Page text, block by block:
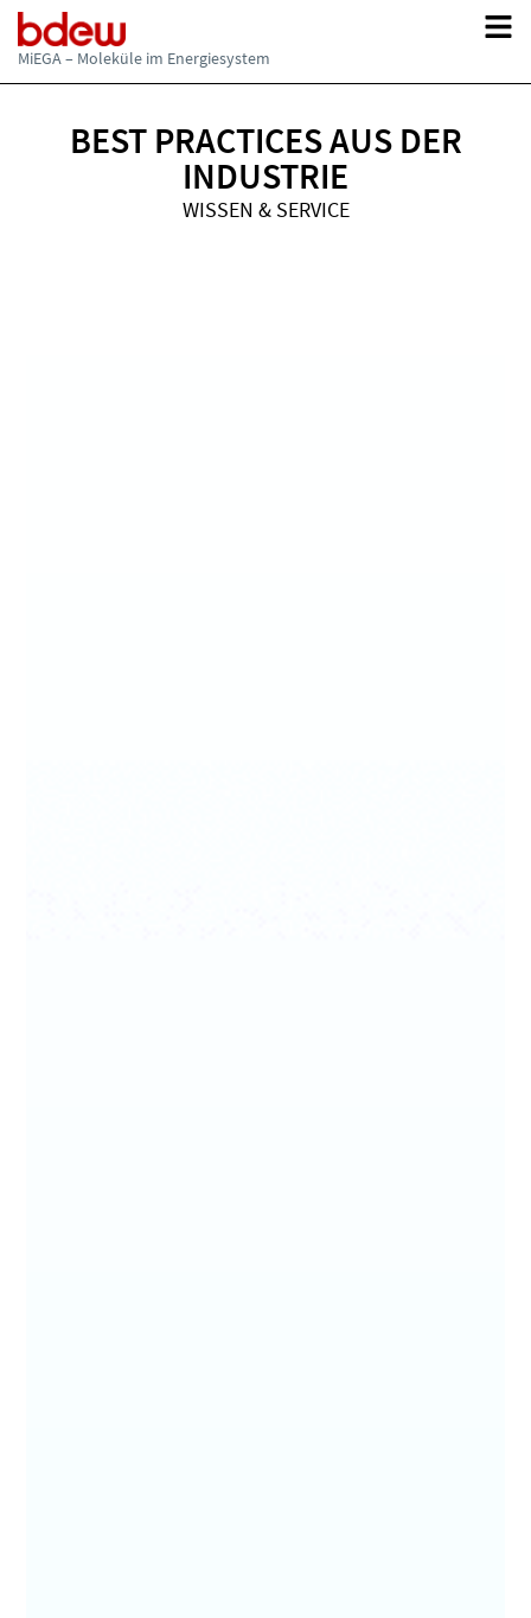
MiEGA – Moleküle im Energiesystem
Hinweise auf neue Inhalte, aktualisierte Publikationen und
weiterführende Informationsangebote.
BEST PRACTICES AUS DER
INDUSTRIE
WISSEN & SERVICE